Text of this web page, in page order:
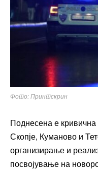
Фото: Принтскрин
Поднесена е
Скопје, Куманово и
организирање и
посвојување на